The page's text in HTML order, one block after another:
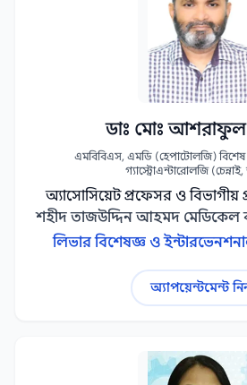
ডাঃ মোঃ
এমবিবিএস, এমডি (হেপাটোলজি) বিশেষ
গ্যাস্ট্রোএন্টারোলজি
অ্যাসোসিয়েট প্রফেসর ও বিভাগীয়
শহীদ তাজউদ্দিন আহমদ
লিভার বিশেষজ্ঞ ও
অ্যাপয়েন্টমেন্ট